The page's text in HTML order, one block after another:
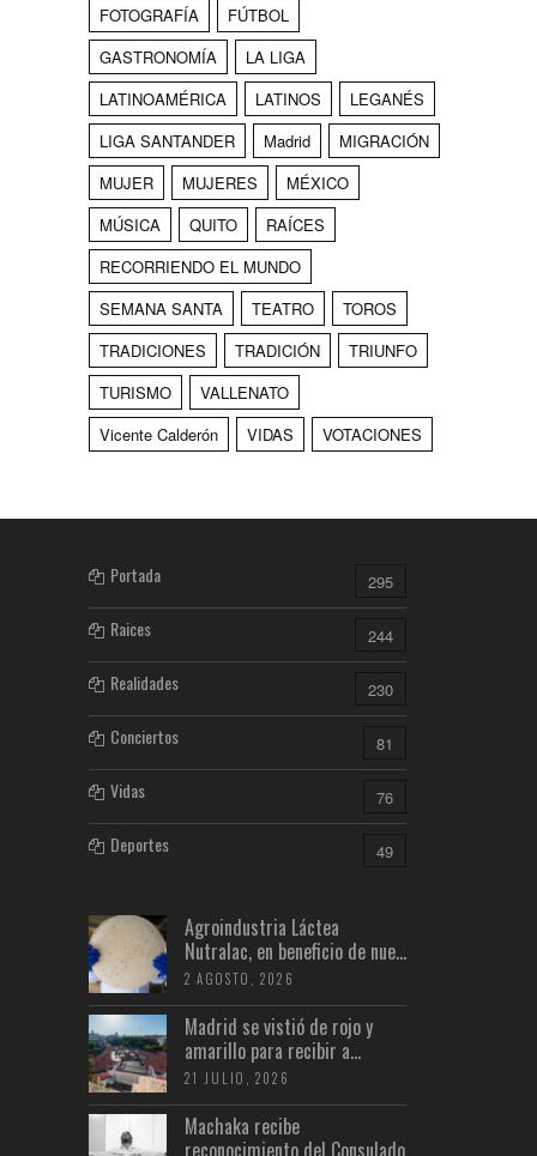
FOTOGRAFÍA
FÚTBOL
GASTRONOMÍA
LA LIGA
LATINOAMÉRICA
LATINOS
LEGANÉS
LIGA SANTANDER
Madrid
MIGRACIÓN
MUJER
MUJERES
MÉXICO
MÚSICA
QUITO
RAÍCES
RECORRIENDO EL MUNDO
SEMANA SANTA
TEATRO
TOROS
TRADICIONES
TRADICIÓN
TRIUNFO
TURISMO
VALLENATO
Vicente Calderón
VIDAS VOTACIONES
Portada 295
Raices 244
Realidades 230
Conciertos 81
Vidas 76
Deportes 49
Agroindustria Láctea
Nutralac, en beneficio de nue...
2 AGOSTO, 2026
Madrid se vistió de rojo y
amarillo para recibir a...
21 JULIO, 2026
Machaka recibe
reconocimiento del Consulado